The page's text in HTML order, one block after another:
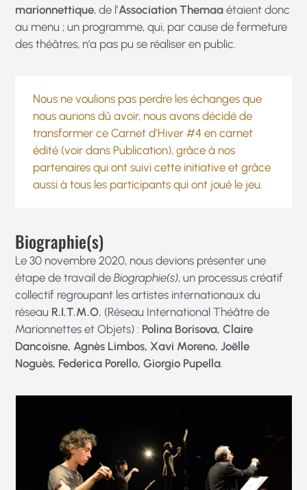
marionnettique, de l’Association Themaa étaient donc
au menu ; un programme, qui, par cause de fermeture
des théâtres, n’a pas pu se réaliser en public.
Nous ne voulions pas perdre les échanges que
nous aurions dû avoir, nous avons décidé de
transformer ce Carnet d’Hiver #4 en carnet
édité (voir dans Publication), grâce à nos
partenaires qui ont suivi cette initiative et grâce
aussi à tous les participants qui ont joué le jeu.
Biographie(s)
Le 30 novembre 2020, nous devions présenter une
étape de travail de Biographie(s), un processus créatif
collectif regroupant les artistes internationaux du
réseau R.I.T.M.O. (Réseau International Théâtre de
Marionnettes et Objets) : Polina Borisova, Claire
Dancoisne, Agnès Limbos, Xavi Moreno, Joëlle
Noguès, Federica Porello, Giorgio Pupella.